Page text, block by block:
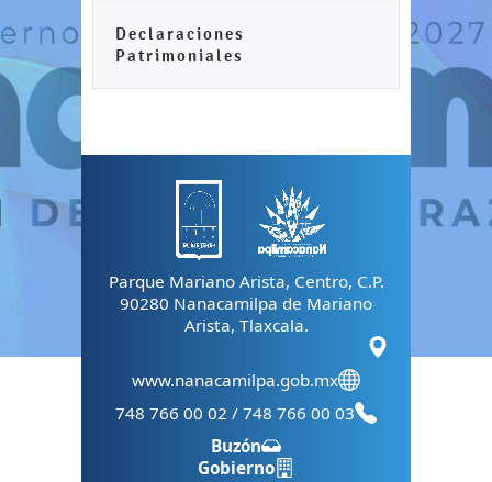
Declaraciones
Patrimoniales
Parque Mariano Arista, Centro, C.P.
90280 Nanacamilpa de Mariano
Arista, Tlaxcala.
www.nanacamilpa.gob.mx
748 766 00 02 / 748 766 00 03
Buzón
Gobierno